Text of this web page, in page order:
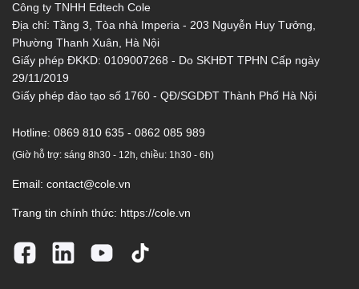
Công ty TNHH Edtech Cole
Địa chỉ: Tầng 3, Tòa nhà Imperia - 203 Nguyễn Huy Tưởng,
Phường Thanh Xuân, Hà Nội
Giấy phép ĐKKD: 0109007268 - Do SKHĐT TPHN Cấp ngày
29/11/2019
Giấy phép đào tạo số 1760 - QĐ/SGDĐT Thành Phố Hà Nội
Hotline: 0869 810 635 - 0862 085 989
(Giờ hỗ trợ: sáng 8h30 - 12h, chiều: 1h30 - 6h)
Email: contact@cole.vn
Trang tin chính thức: https://cole.vn